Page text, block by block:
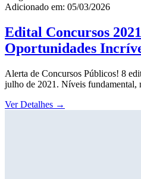
Adicionado em: 05/03/2026
Edital Concursos
Oportunidades
Alerta de Concursos Públicos! 8
julho de 2021. Níveis fundamental,
Ver Detalhes →